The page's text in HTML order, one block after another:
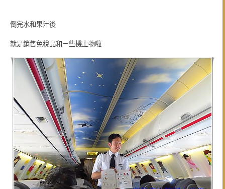
倒完水和果汁後
就是銷售免稅品和ㄧ些機上物啦